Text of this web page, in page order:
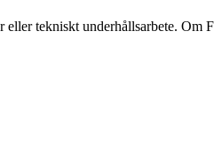
tekniskt underhållsarbete.